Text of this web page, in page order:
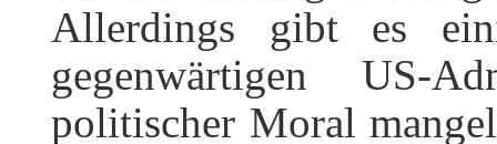
Allerdings gibt es
gegenwärtigen US-
politischer Moral